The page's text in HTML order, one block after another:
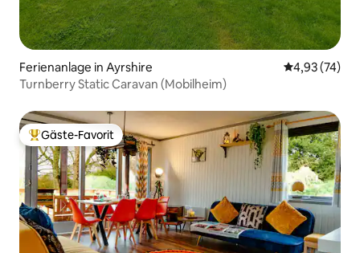
Ferienanlage in Ayrshire
4,93 (74)
Turnberry Static Caravan (Mobilheim)
Beliebter Gäste-Favorit.
Gäste-Favorit